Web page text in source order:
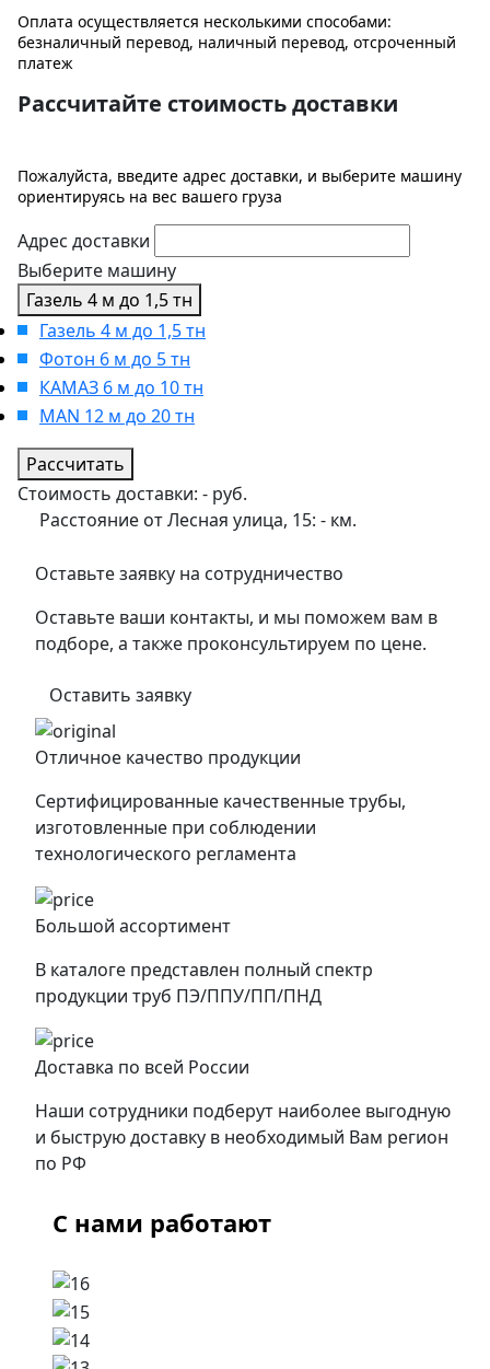
Оплата осуществляется несколькими способами:
безналичный перевод, наличный перевод, отсроченный
платеж
Рассчитайте стоимость доставки
Пожалуйста, введите адрес доставки, и выберите машину
ориентируясь на вес вашего груза
Адрес доставки
Выберите машину
Газель 4 м до 1,5 тн
Газель 4 м до 1,5 тн
Фотон 6 м до 5 тн
КАМАЗ 6 м до 10 тн
MAN 12 м до 20 тн
Рассчитать
Стоимость доставки: - руб.
Расстояние от Лесная улица, 15: - км.
Оставьте заявку на сотрудничество
Оставьте ваши контакты, и мы поможем вам в
подборе, а также проконсультируем по цене.
Оставить заявку
Отличное качество продукции
Сертифицированные качественные трубы,
изготовленные при соблюдении
технологического регламента
Большой ассортимент
В каталоге представлен полный спектр
продукции труб ПЭ/ППУ/ПП/ПНД
Доставка по всей России
Наши сотрудники подберут наиболее выгодную
и быструю доставку в необходимый Вам регион
по РФ
С нами работают